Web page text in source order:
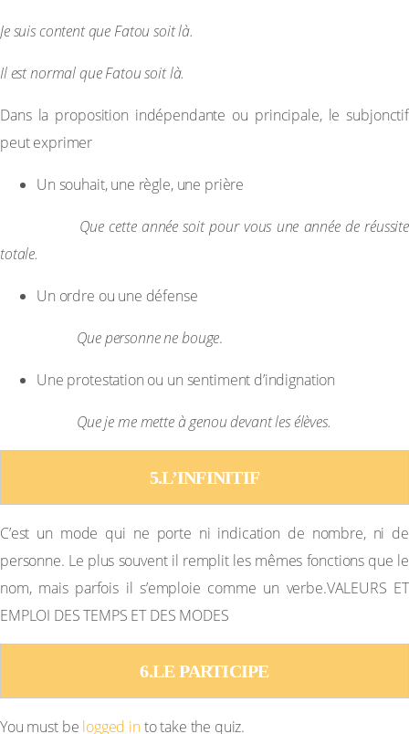
Je suis content que Fatou soit là.
Il est normal que Fatou soit là.
Dans la proposition indépendante ou principale, le subjonctif
peut exprimer
Un souhait, une règle, une prière
Que cette année soit pour vous une année de réussite
totale.
Un ordre ou une défense
Que personne ne bouge.
Une protestation ou un sentiment d’indignation
Que je me mette à genou devant les élèves.
5.L’INFINITIF
C’est un mode qui ne porte ni indication de nombre, ni de
personne. Le plus souvent il remplit les mêmes fonctions que le
nom, mais parfois il s’emploie comme un verbe.VALEURS ET
EMPLOI DES TEMPS ET DES MODES
6.LE PARTICIPE
You must be logged into take the quiz.